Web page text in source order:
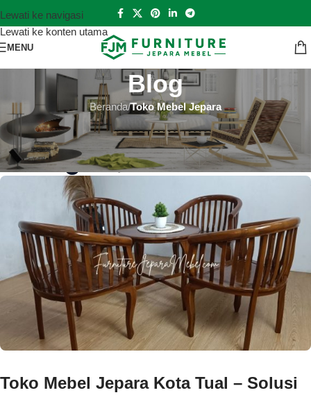
Lewati ke navigasi
Lewati ke konten utama
MENU
Blog
Beranda/Toko Mebel Jepara
TOKO MEBEL JEPARA
Toko Mebel Jepara Kota Tual
Hutankayu FurnitureAktif 2024-05-15
Toko Mebel Jepara Kota Tual – Solusi